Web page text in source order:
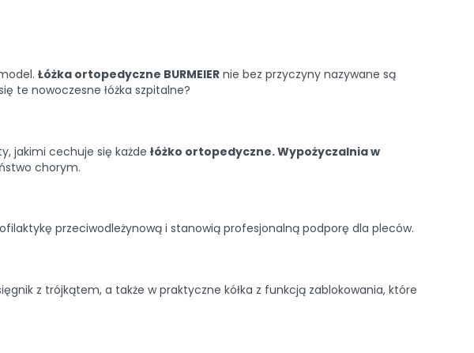
Łóżka ortopedyczne BURMEIER nie bez przyczyny nazywane są
te nowoczesne łóżka szpitalne?
jakimi cechuje się każde łóżko ortopedyczne. Wypożyczalnia w
chorym.
przeciwodleżynową i stanowią profesjonalną podporę dla pleców.
z trójkątem, a także w praktyczne kółka z funkcją zablokowania, które